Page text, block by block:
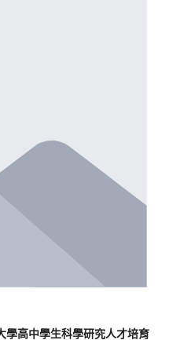
學高中學生科學研究人才培育